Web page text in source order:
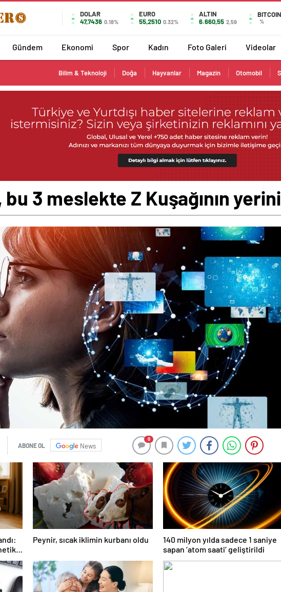
DOLAR
47,7436 0.18%
EURO
55,2510 0.32%
ALTIN
6.660,55 2,59
BITCOIN
%
Gündem Ekonomi Spor Kadın Foto Galeri Videolar
Bilim & Teknoloji Doğa Hayvanlar Magazin Otomobil
bu 3 meslekte Z Kuşağının
ABONE OL News
0
Peynir, sıcak iklimin kurbanı oldu
140 milyon yılda sadece 1 saniye
sapan ‘atom saati’ geliştirildi